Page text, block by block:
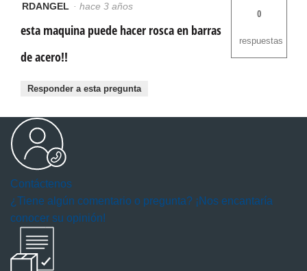
RDANGEL · hace 3 años
esta maquina puede hacer rosca en barras
de acero!!
0
respuestas
Responder a esta pregunta
Contáctenos
¿Tiene algún comentario o pregunta? ¡Nos encantaría
conocer su opinión!